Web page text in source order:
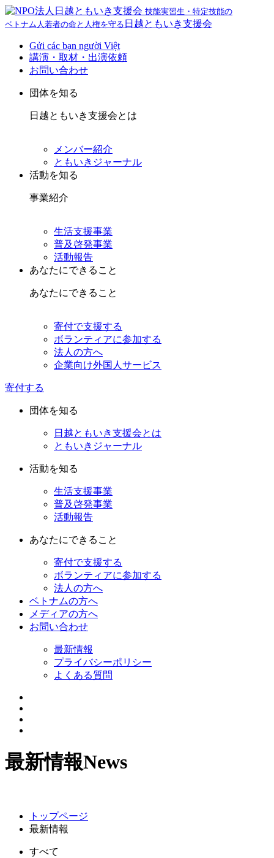
技能実習生・特定技能の
ベトナム人若者の命と人権を守る 日越ともいき支援会
Gửi các bạn người Việt
講演・取材・出演依頼
お問い合わせ
団体を知る
日越ともいき支援会とは
メンバー紹介
ともいきジャーナル
活動を知る
事業紹介
生活支援事業
普及啓発事業
活動報告
あなたにできること
あなたにできること
寄付で支援する
ボランティアに参加する
法人の方へ
企業向け外国人サービス
寄付する
団体を知る
日越ともいき支援会とは
ともいきジャーナル
活動を知る
生活支援事業
普及啓発事業
活動報告
あなたにできること
寄付で支援する
ボランティアに参加する
法人の方へ
ベトナムの方へ
メディアの方へ
お問い合わせ
最新情報
プライバシーポリシー
よくある質問
最新情報News
トップページ
最新情報
すべて